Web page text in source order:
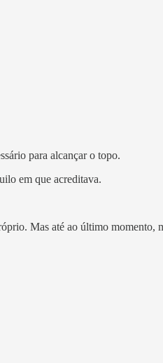
para alcançar o topo.
em que acreditava.
Mas até ao último momento,